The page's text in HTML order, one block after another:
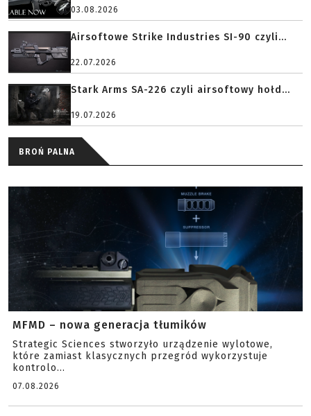
03.08.2026
Airsoftowe Strike Industries SI-90 czyli...
22.07.2026
Stark Arms SA-226 czyli airsoftowy hołd...
19.07.2026
BROŃ PALNA
MFMD – nowa generacja tłumików
Strategic Sciences stworzyło urządzenie wylotowe,
które zamiast klasycznych przegród wykorzystuje
kontrolo...
07.08.2026